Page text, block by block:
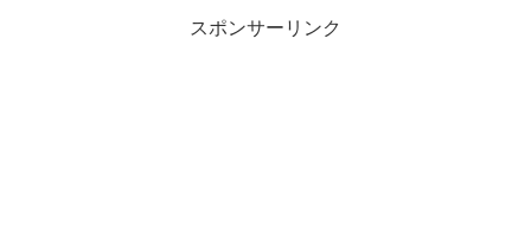
スポンサーリンク